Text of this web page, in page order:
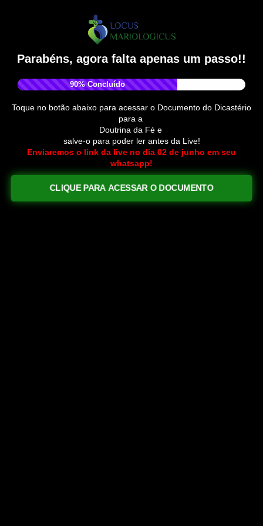
Parabéns, agora falta apenas um passo!!
90% Concluído
Toque no botão abaixo para acessar o Documento do Dicastério
para a
Doutrina da Fé e
salve-o para poder ler antes da Live!
Enviaremos o link da live no dia 02 de junho em seu
whatsapp!
CLIQUE PARA ACESSAR O DOCUMENTO